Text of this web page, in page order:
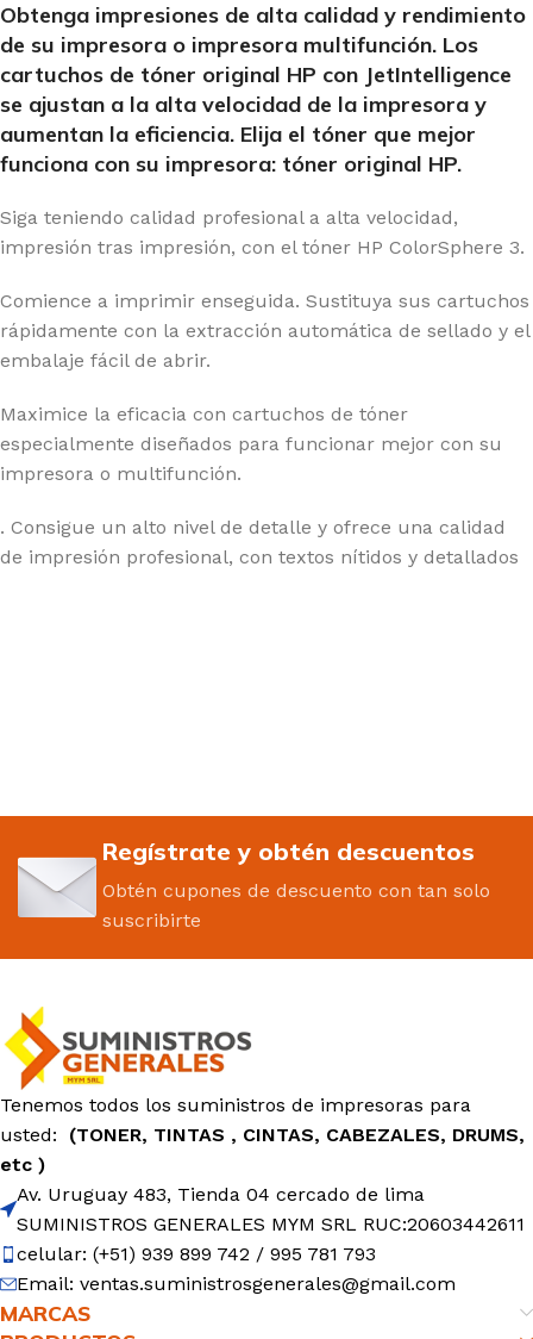
Obtenga impresiones de alta calidad y rendimiento
de su impresora o impresora multifunción. Los
cartuchos de tóner original HP con JetIntelligence
se ajustan a la alta velocidad de la impresora y
aumentan la eficiencia. Elija el tóner que mejor
funciona con su impresora: tóner original HP.
Siga teniendo calidad profesional a alta velocidad,
impresión tras impresión, con el tóner HP ColorSphere 3.
Comience a imprimir enseguida. Sustituya sus cartuchos
rápidamente con la extracción automática de sellado y el
embalaje fácil de abrir.
Maximice la eficacia con cartuchos de tóner
especialmente diseñados para funcionar mejor con su
impresora o multifunción.
. Consigue un alto nivel de detalle y ofrece una calidad
de impresión profesional, con textos nítidos y detallados
Regístrate y obtén descuentos
Obtén cupones de descuento con tan solo
suscribirte
Tenemos todos los suministros de impresoras para
usted: (TONER, TINTAS , CINTAS, CABEZALES, DRUMS,
etc )
Av. Uruguay 483, Tienda 04 cercado de lima
SUMINISTROS GENERALES MYM SRL RUC:20603442611
celular: (+51) 939 899 742 / 995 781 793
Email: ventas.suministrosgenerales@gmail.com
MARCAS